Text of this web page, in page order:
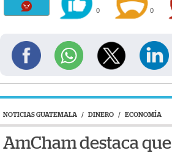
0 0
NOTICIAS GUATEMALA / DINERO / ECONOMÍA
AmCham destaca que